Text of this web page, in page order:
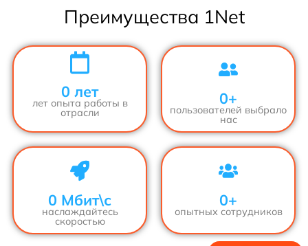
Преимущества 1Net
0 лет
лет опыта работы в
отрасли
0+
пользователей выбрало
нас
0 Мбит\с
наслаждайтесь
скоростью
0+
опытных сотрудников